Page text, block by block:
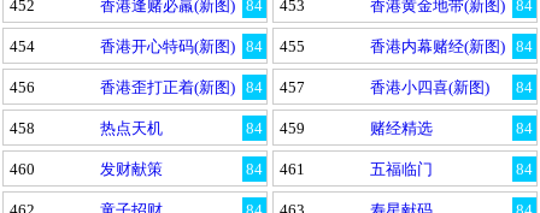
84
452 香港逢赌必羸(新图) 84
453 香港黄金地带(新图)
84
454 香港开心特码(新图) 84
455 香港内幕赌经(新图)
84
456 香港歪打正着(新图) 84
457 香港小四喜(新图)
84
458 热点天机 84
459 赌经精选
84
460 发财献策 84
461 五福临门